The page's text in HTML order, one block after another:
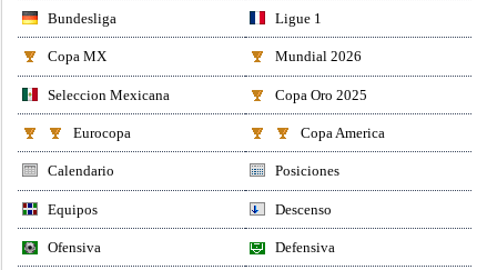
Bundesliga Ligue 1
Copa MX Mundial 2026
Seleccion Mexicana Copa Oro 2025
Eurocopa Copa America
Calendario Posiciones
Equipos Descenso
Ofensiva Defensiva